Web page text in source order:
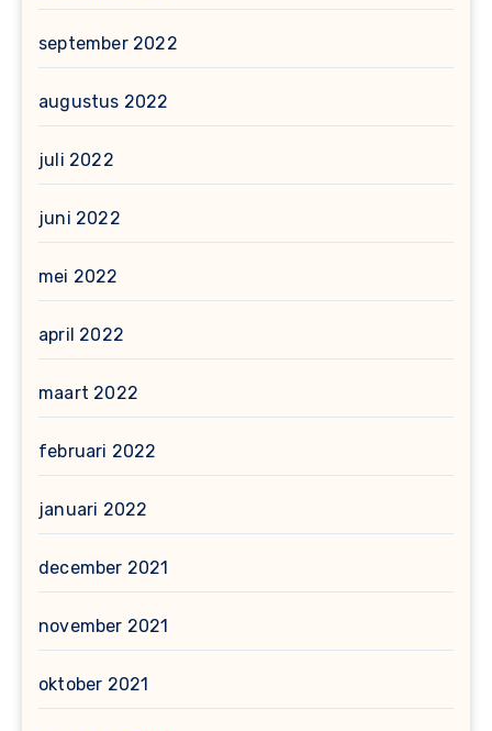
september 2022
augustus 2022
juli 2022
juni 2022
mei 2022
april 2022
maart 2022
februari 2022
januari 2022
december 2021
november 2021
oktober 2021